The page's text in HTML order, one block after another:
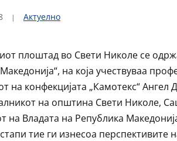
Актуелно
плоштад во Свети Николе се
на која учествуваа
на конфекцијата „Камотекс“ Ангел
на општина Свети Николе,
на Владата на Република
тие ги изнесоа перспективите